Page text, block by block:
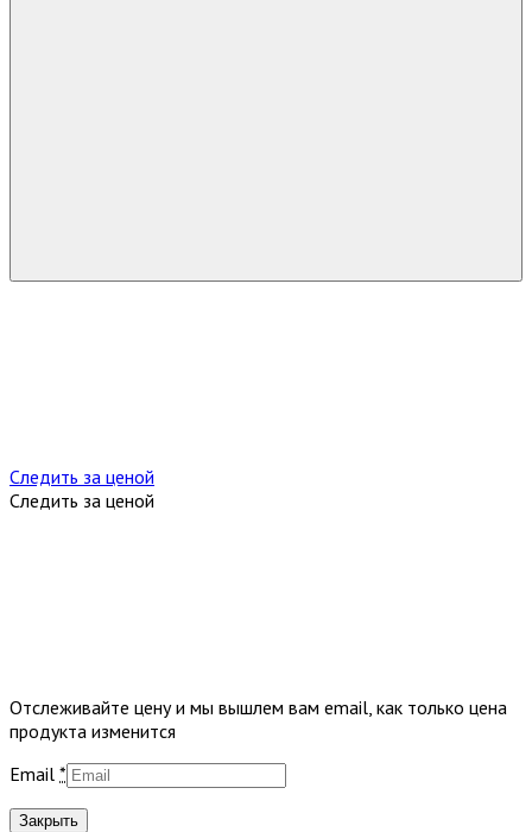
Следить за ценой
Следить за ценой
Отслеживайте цену и мы вышлем вам email, как только цена
продукта изменится
Email *
Закрыть